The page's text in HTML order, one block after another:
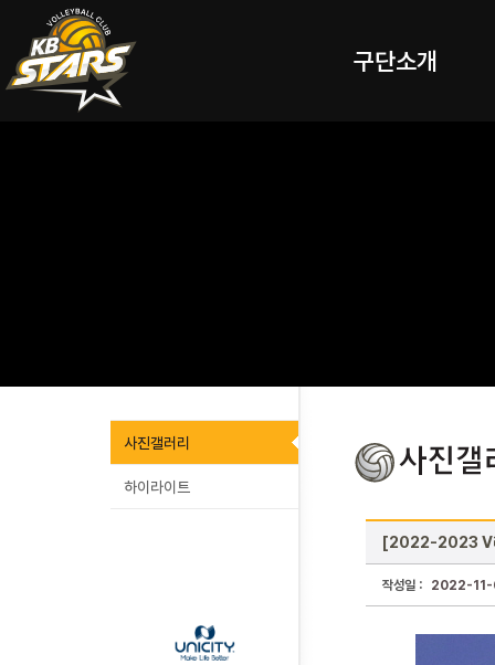
구단소개
사진갤러리
하이라이트
[2022-2023 V
작성일 : 2022-